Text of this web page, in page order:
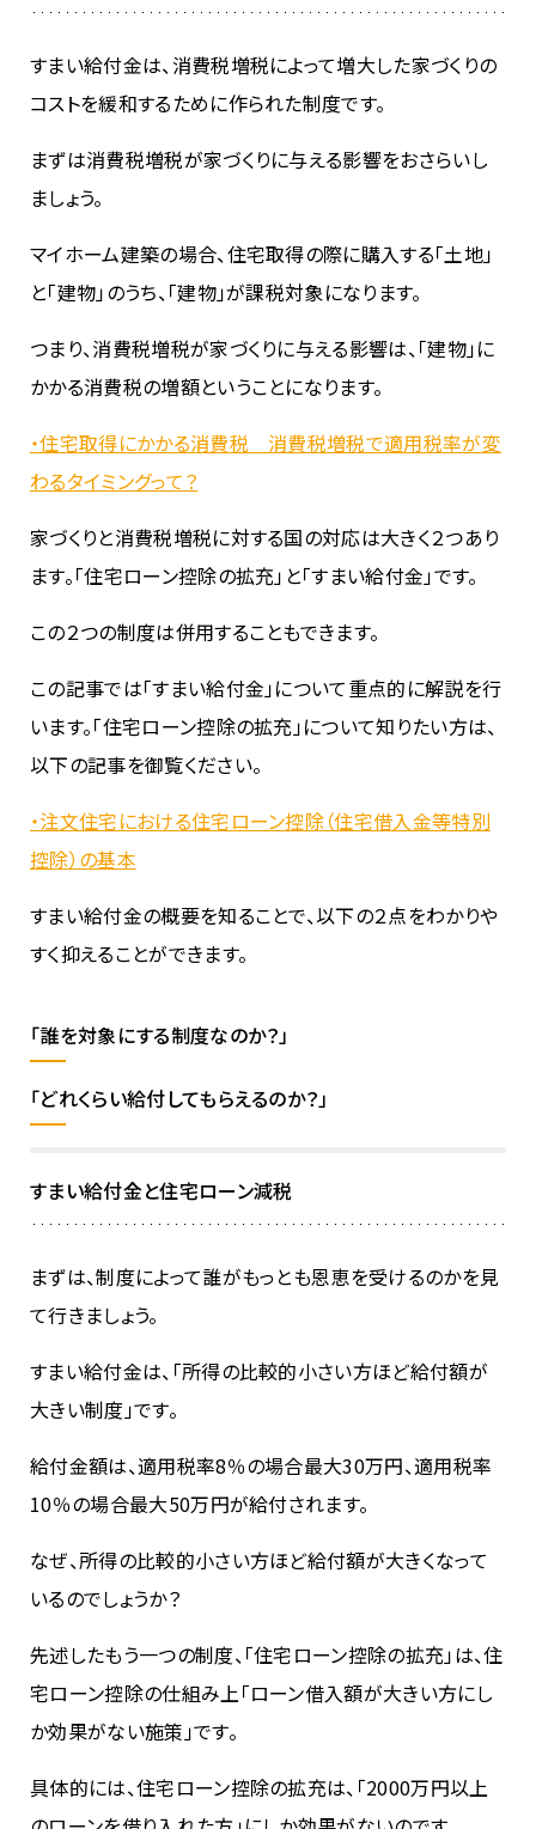
すまい給付金は、消費税増税によって増大した家づくりの
コストを緩和するために作られた制度です。
まずは消費税増税が家づくりに与える影響をおさらいし
ましょう。
マイホーム建築の場合、住宅取得の際に購入する「土地」
と「建物」のうち、「建物」が課税対象になります。
つまり、消費税増税が家づくりに与える影響は、「建物」に
かかる消費税の増額ということになります。
・住宅取得にかかる消費税 消費税増税で適用税率が変
わるタイミングって？
家づくりと消費税増税に対する国の対応は大きく２つあり
ます。「住宅ローン控除の拡充」と「すまい給付金」です。
この２つの制度は併用することもできます。
この記事では「すまい給付金」について重点的に解説を行
います。「住宅ローン控除の拡充」について知りたい方は、
以下の記事を御覧ください。
・注文住宅における住宅ローン控除（住宅借入金等特別
控除）の基本
すまい給付金の概要を知ることで、以下の２点をわかりや
すく抑えることができます。
「誰を対象にする制度なのか？」
「どれくらい給付してもらえるのか？」
すまい給付金と住宅ローン減税
まずは、制度によって誰がもっとも恩恵を受けるのかを見
て行きましょう。
すまい給付金は、「所得の比較的小さい方ほど給付額が
大きい制度」です。
給付金額は、適用税率8％の場合最大30万円、適用税率
10％の場合最大50万円が給付されます。
なぜ、所得の比較的小さい方ほど給付額が大きくなって
いるのでしょうか？
先述したもう一つの制度、「住宅ローン控除の拡充」は、住
宅ローン控除の仕組み上「ローン借入額が大きい方にし
か効果がない施策」です。
具体的には、住宅ローン控除の拡充は、「2000万円以上